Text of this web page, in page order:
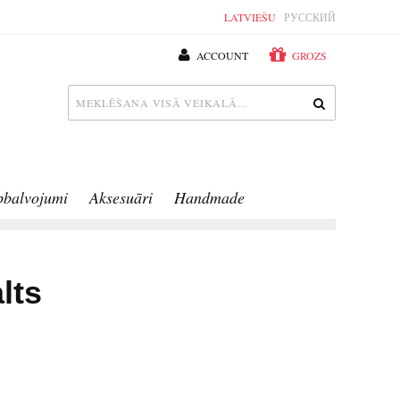
LATVIEŠU РУССКИЙ
ACCOUNT GROZS
Aksesuāri Handmade